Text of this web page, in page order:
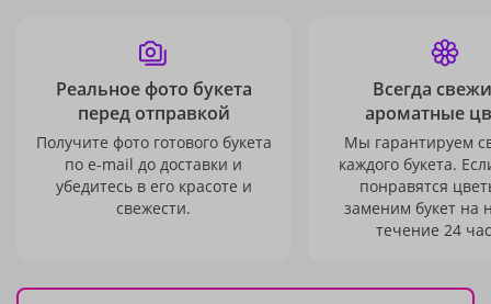
Реальное фото букета
перед отправкой
Получите фото готового букета
по e-mail до доставки и
убедитесь в его красоте и
свежести.
Всегда
ароматные
Мы гарантируем
каждого букета.
понравятся
заменим букет на
течение 24